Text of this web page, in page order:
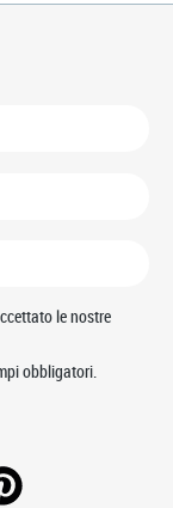
le nostre
obbligatori.